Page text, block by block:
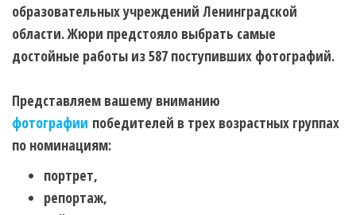
образовательных учреждений Ленинградской
области. Жюри предстояло выбрать самые
достойные работы из 587 поступивших фотографий.
Представляем вашему вниманию
фотографии победителей в трех возрастных группах
по номинациям:
портрет,
репортаж,